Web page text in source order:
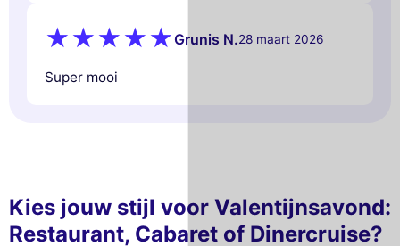
Grunis N.28 maart 2026
Super mooi
Kies jouw stijl voor Valentijnsavond:
Restaurant, Cabaret of Dinercruise?